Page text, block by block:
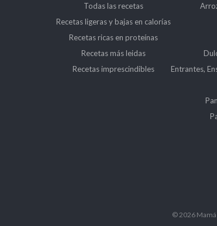
Todas las recetas
Recetas ligeras y bajas en calorías
Recetas ricas en proteínas
Recetas más leidas
Recetas imprescindibles
Entrantes,
© 2026